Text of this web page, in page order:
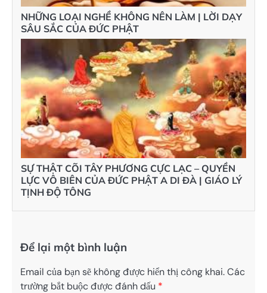
NHỮNG LOẠI NGHỀ KHÔNG NÊN LÀM | LỜI DẠY
SÂU SẮC CỦA ĐỨC PHẬT
SỰ THẬT CÕI TÂY PHƯƠNG CỰC LẠC – QUYỀN
LỰC VÔ BIÊN CỦA ĐỨC PHẬT A DI ĐÀ | GIÁO LÝ
TỊNH ĐỘ TÔNG
Để lại một bình luận
Email của bạn sẽ không được hiển thị công khai.Các
trường bắt buộc được đánh dấu *